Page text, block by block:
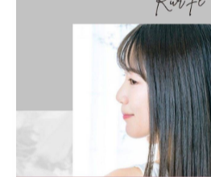
すべきか悩むユーザー心理があ
きは、できるだけ早く行動する
美容院お直しの電話の仕
現
お直しを電話で依頼する際は、